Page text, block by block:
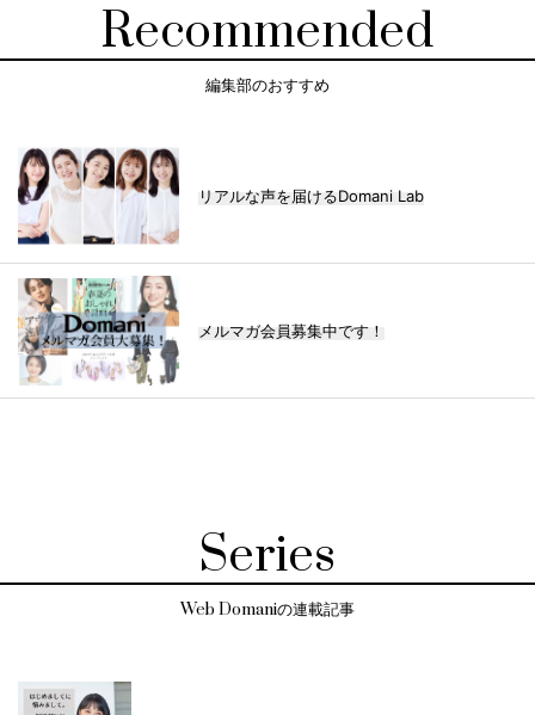
Recommended
編集部のおすすめ
リアルな声を届けるDomani Lab
メルマガ会員募集中です！
Series
Web Domaniの連載記事